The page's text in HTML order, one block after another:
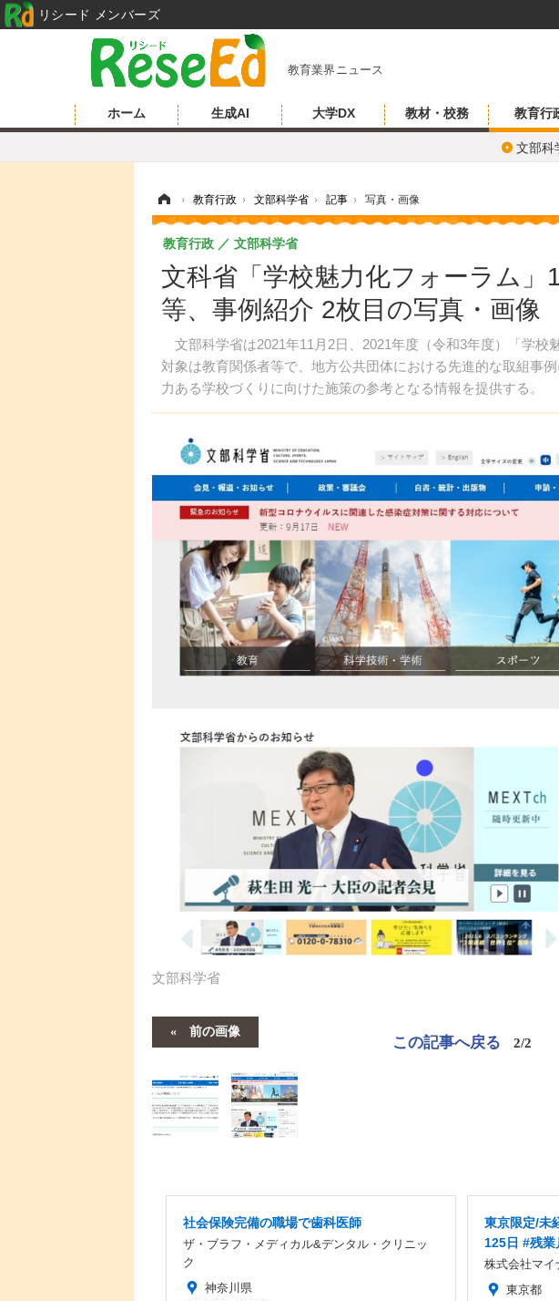
教育業界ニュース
ホーム 生成AI 大学DX 教材・校務 教育行
文部科
› 教育行政 › 文部科学省 › 記事 › 写真・画像
文科省「学校魅力化フォーラム
等、事例紹介 2枚目の写真・画像
文部科学省は2021年11月2日、2021年度（令和3年度）「学校
対象は教育関係者等で、地方公共団体における先進的な取組事
力ある学校づくりに向けた施策の参考となる情報を提供する。
教育行政 文部科学省
文部科学省
前の画像
この記事へ戻る 2/2
社会保険完備の職場で歯科医師
ザ・ブラフ・メディカル&デンタル・クリニッ
ク
神奈川県
東京限定/未
125日 #残
株式会社マイ
東京都
リシード メンバーズ